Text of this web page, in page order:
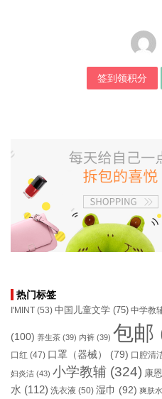
签到领积分
热门标签
I'MINT (53) 中国儿童文学 (75) 中学教
(100) 养生茶 (39) 内裤 (39) 包邮
口红 (47) 口罩（器械） (79) 口腔清
妇炎洁 (43) 小学教辅 (324) 康
水 (112) 洗衣液 (50) 湿巾 (92) 爽肤水